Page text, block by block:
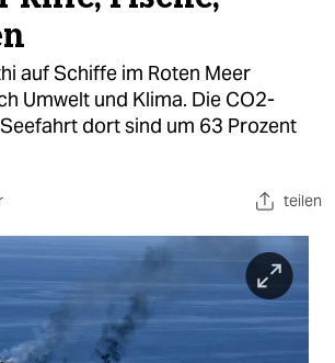
auf Schiffe im Roten Meer
Umwelt und Klima. Die CO2-
dort sind um 63 Prozent
teilen